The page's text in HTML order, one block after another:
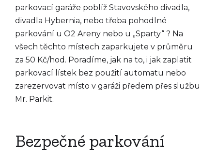
parkovací garáže poblíž Stavovského divadla,
divadla Hybernia, nebo třeba pohodlné
parkování u O2 Areny nebo u „Sparty“ ? Na
všech těchto místech zaparkujete v průměru
za 50 Kč/hod. Poradíme, jak na to, i jak zaplatit
parkovací lístek bez použití automatu nebo
zarezervovat místo v garáži předem přes službu
Mr. Parkit.
Bezpečné parkování